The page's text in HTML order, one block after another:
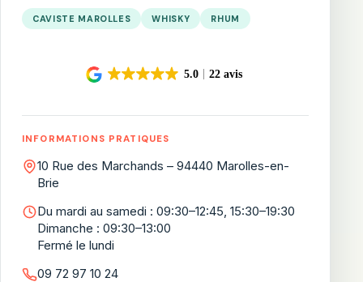
CAVISTE MAROLLES WHISKY RHUM
INFORMATIONS PRATIQUES
10 Rue des Marchands – 94440 Marolles-en-
Brie
Du mardi au samedi : 09:30–12:45, 15:30–19:30
Dimanche : 09:30–13:00
Fermé le lundi
09 72 97 10 24